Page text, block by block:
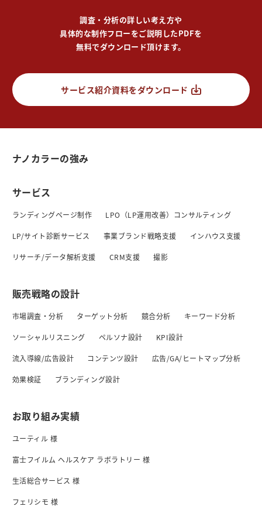
調査・分析の詳しい考え方や
具体的な制作フローをご説明したPDFを
無料でダウンロード頂けます。
サービス紹介資料をダウンロード
ナノカラーの強み
サービス
ランディングページ制作 LPO（LP運用改善）コンサルティング
LP/サイト診断サービス 事業ブランド戦略支援 インハウス支援
リサーチ/データ解析支援 CRM支援 撮影
販売戦略の設計
市場調査・分析 ターゲット分析 競合分析 キーワード分析
ソーシャルリスニング ペルソナ設計 KPI設計
流入導線/広告設計 コンテンツ設計 広告/GA/ヒートマップ分析
効果検証 ブランディング設計
お取り組み実績
ユーティル 様
富士フイルム ヘルスケア ラボラトリー 様
生活総合サービス 様
フェリシモ 様